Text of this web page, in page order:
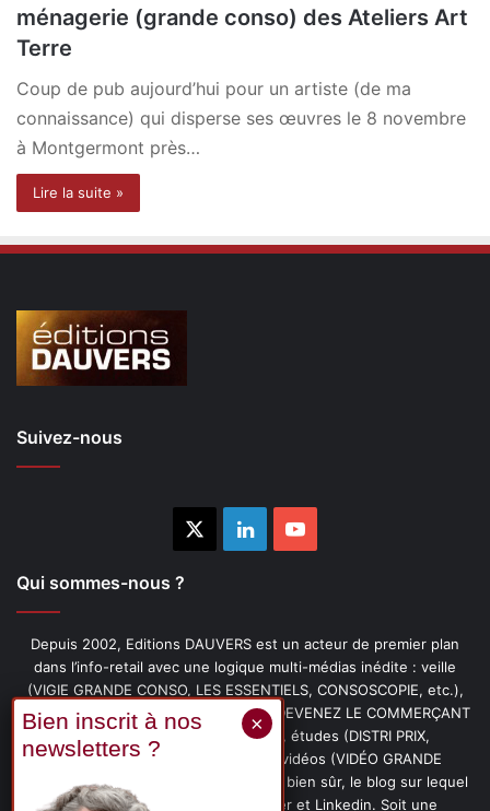
ménagerie (grande conso) des Ateliers Art
Terre
Coup de pub aujourd’hui pour un artiste (de ma
connaissance) qui disperse ses œuvres le 8 novembre
à Montgermont près…
Lire la suite »
Suivez-nous
LinkedinYouTube
Qui sommes-nous ?
Depuis 2002, Editions DAUVERS est un acteur de premier plan
dans l’info-retail avec une logique multi-médias inédite : veille
(VIGIE GRANDE CONSO, LES ESSENTIELS, CONSOSCOPIE, etc.),
livres (PENSER-CLIENT, IMAGE-PRIX, DEVENEZ LE COMMERÇANT
PRÉFÉRÉ DE VOS CLIENTS, etc.), études (DISTRI PRIX,
PROMOFLASH, DRIVE INSIGHTS), vidéos (VIDÉO GRANDE
CONSO), podcasts (CAFÉ CONSO) et, bien sûr, le blog sur lequel
vous êtes, ainsi que les fils Twitter et Linkedin. Soit une